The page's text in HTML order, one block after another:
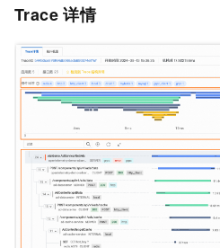
Trace 详情